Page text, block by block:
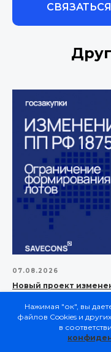
Нажимая "ок", вы
файлов Cookies и
в
07.08.2026
Новый проект